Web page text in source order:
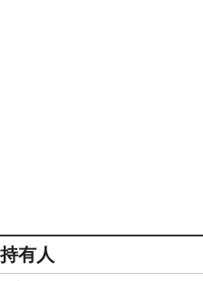
持有人